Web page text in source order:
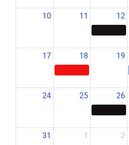
10 11 12
17 18 19
24 25 26
31 1 2